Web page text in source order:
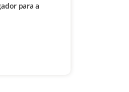
para a